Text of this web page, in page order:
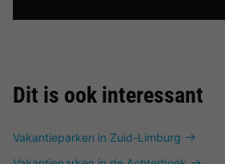
Dit is ook interessant
Vakantieparken in Zuid-Limburg